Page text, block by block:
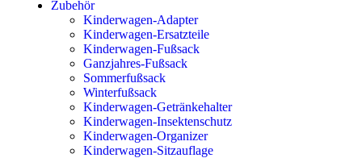
Zubehör
Kinderwagen-Adapter
Kinderwagen-Ersatzteile
Kinderwagen-Fußsack
Ganzjahres-Fußsack
Sommerfußsack
Winterfußsack
Kinderwagen-Getränkehalter
Kinderwagen-Insektenschutz
Kinderwagen-Organizer
Kinderwagen-Sitzauflage